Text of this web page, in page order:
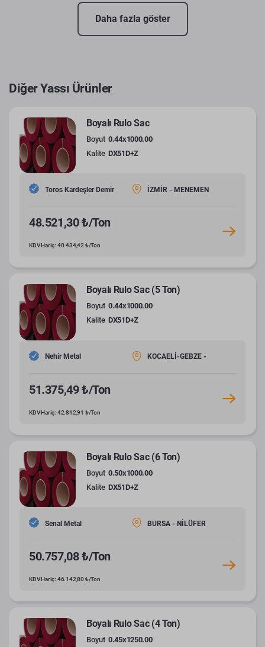
Daha fazla göster
Diğer Yassı Ürünler
Boyalı Rulo Sac
Boyut 0.44x1000.00
Kalite DX51D+Z
Toros Kardeşler Demir İZMİR - MENEMEN
48.521,30 ₺/Ton
KDV Hariç: 40.434,42 ₺/Ton
Boyalı Rulo Sac (5 Ton)
Boyut 0.44x1000.00
Kalite DX51D+Z
Nehir Metal KOCAELİ-GEBZE -
51.375,49 ₺/Ton
KDV Hariç: 42.812,91 ₺/Ton
Boyalı Rulo Sac (6 Ton)
Boyut 0.50x1000.00
Kalite DX51D+Z
Senal Metal BURSA - NİLÜFER
50.757,08 ₺/Ton
KDV Hariç: 46.142,80 ₺/Ton
Boyalı Rulo Sac (4 Ton)
Boyut 0.45x1250.00